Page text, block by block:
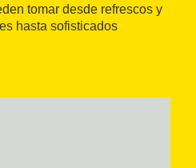
tomar desde refrescos y
hasta sofisticados